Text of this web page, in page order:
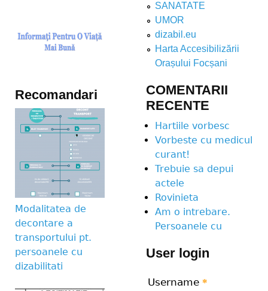
Recomandari
Modalitatea de
decontare a
transportului pt.
persoanele cu
dizabilitati
SANATATE
UMOR
dizabil.eu
Harta Accesibilizării
Orașului Focșani
COMENTARII
RECENTE
Hartiile vorbesc
Vorbeste cu medicul
curant!
Trebuie sa depui
actele
Rovinieta
Am o intrebare.
Persoanele cu
User login
Username *